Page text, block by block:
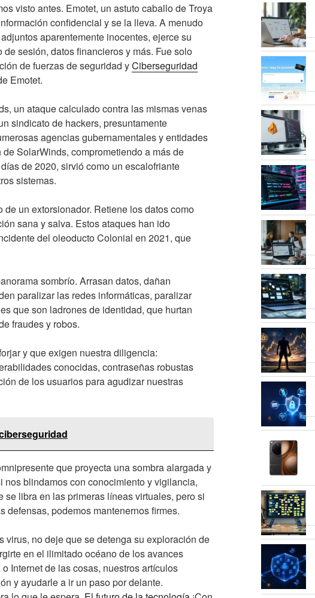
visto antes. Emotet, un astuto caballo de Troya
confidencial y se la lleva. A menudo
aparentemente inocentes, ejerce su
sesión, datos financieros y más. Fue solo
de fuerzas de seguridad yCiberseguridad
Emotet.
un ataque calculado contra las mismas venas
sindicato de hackers, presuntamente
agencias gubernamentales y entidades
SolarWinds, comprometiendo a más de
de 2020, sirvió como un escalofriante
sistemas.
un extorsionador. Retiene los datos como
sana y salva. Estos ataques han ido
del oleoducto Colonial en 2021, que
sombrío. Arrasan datos, dañan
paralizar las redes informáticas, paralizar
que son ladrones de identidad, que hurtan
fraudes y robos.
y que exigen nuestra diligencia:
conocidas, contraseñas robustas
de los usuarios para agudizar nuestras
que proyecta una sombra alargada y
blindamos con conocimiento y vigilancia,
libra en las primeras líneas virtuales, pero si
defensas, podemos mantenernos firmes.
no deje que se detenga su exploración de
en el ilimitado océano de los avances
Internet de las cosas, nuestros artículos
y ayudarle a ir un paso por delante.